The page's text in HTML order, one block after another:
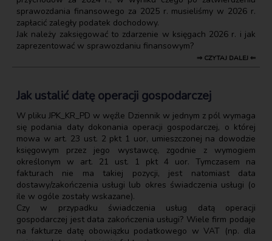
sprawozdania finansowego za 2025 r. musieliśmy w 2026 r.
zapłacić zaległy podatek dochodowy.
Jak należy zaksięgować to zdarzenie w księgach 2026 r. i jak
zaprezentować w sprawozdaniu finansowym?
⇒ CZYTAJ DALEJ ⇐
Jak ustalić datę operacji gospodarczej
W pliku JPK_KR_PD w węźle Dziennik w jednym z pól wymaga
się podania daty dokonania operacji gospodarczej, o której
mowa w art. 23 ust. 2 pkt 1 uor, umieszczonej na dowodzie
księgowym przez jego wystawcę, zgodnie z wymogiem
określonym w art. 21 ust. 1 pkt 4 uor. Tymczasem na
fakturach nie ma takiej pozycji, jest natomiast data
dostawy/zakończenia usługi lub okres świadczenia usługi (o
ile w ogóle zostały wskazane).
Czy w przypadku świadczenia usług datą operacji
gospodarczej jest data zakończenia usługi? Wiele firm podaje
na fakturze datę obowiązku podatkowego w VAT (np. dla